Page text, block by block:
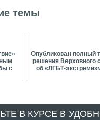
темы
с
Опубликован полный
решения Верховного
об «ЛГБТ-
В КУРСЕ В